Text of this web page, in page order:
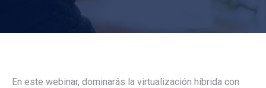
En este webinar, dominarás la virtualización híbrida con